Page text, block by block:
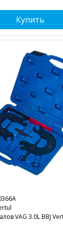
Купить
VAG 3.0L BBJ